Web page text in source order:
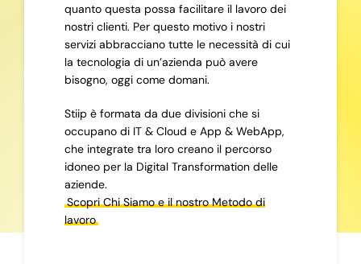
quanto questa possa facilitare il lavoro dei
nostri clienti. Per questo motivo i nostri
servizi abbracciano tutte le necessità di cui
la tecnologia di un’azienda può avere
bisogno, oggi come domani.
Stiip è formata da due divisioni che si
occupano di IT & Cloud e App & WebApp,
che integrate tra loro creano il percorso
idoneo per la Digital Transformation delle
aziende.
Scopri Chi Siamo e il nostro Metodo di
lavoro